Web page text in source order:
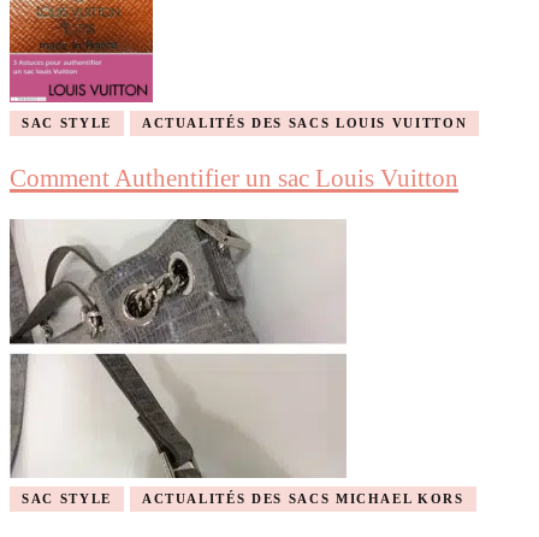
SAC STYLE ACTUALITÉS DES SACS LOUIS VUITTON
Comment Authentifier un sac Louis Vuitton
SAC STYLE ACTUALITÉS DES SACS MICHAEL KORS